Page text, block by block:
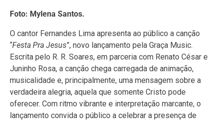
Foto: Mylena Santos.
O cantor Fernandes Lima apresenta ao público a canção
“Festa Pra Jesus”, novo lançamento pela Graça Music.
Escrita pelo R. R. Soares, em parceria com Renato César e
Juninho Rosa, a canção chega carregada de animação,
musicalidade e, principalmente, uma mensagem sobre a
verdadeira alegria, aquela que somente Cristo pode
oferecer. Com ritmo vibrante e interpretação marcante, o
lançamento convida o público a celebrar a presença de